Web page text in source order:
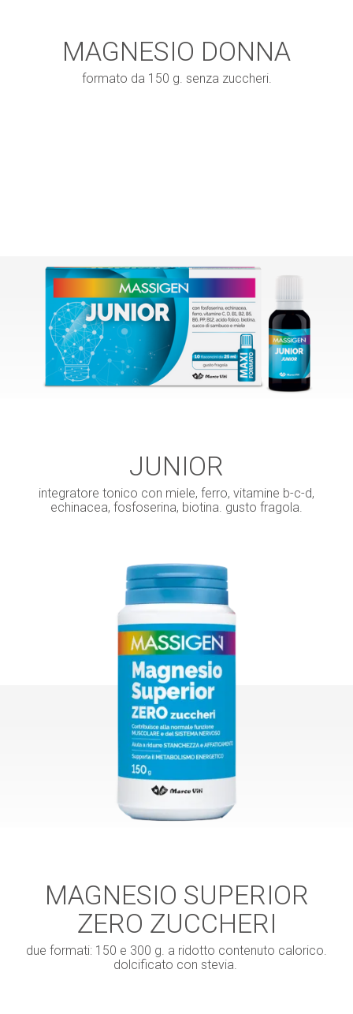
MAGNESIO DONNA
formato da 150 g. senza zuccheri.
JUNIOR
integratore tonico con miele, ferro, vitamine b-c-d,
echinacea, fosfoserina, biotina. gusto fragola.
MAGNESIO SUPERIOR
ZERO ZUCCHERI
due formati: 150 e 300 g. a ridotto contenuto calorico.
dolcificato con stevia.